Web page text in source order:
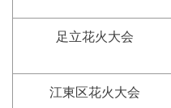
足立花火大会
江東区花火大会